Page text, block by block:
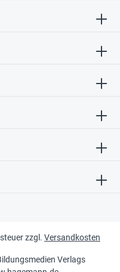
Verlags
zzgl. Versandkosten